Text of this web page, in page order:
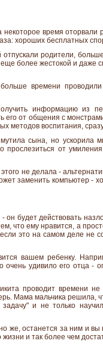
время оторвали
хороших бесплатных
родители,
более жестокой и даже
времени
информацию из
его от общения с
методов воспитания,
сына, но ускорила
прослезиться от
не делала -
заменить компьютер -
будет действовать
что ему нравится, а
это на самом деле не
вашем ребенку.
очень удивило его отца -
проводит времени
Мама мальчика решила,
и не только
же, останется за ним и вы
и так более чем